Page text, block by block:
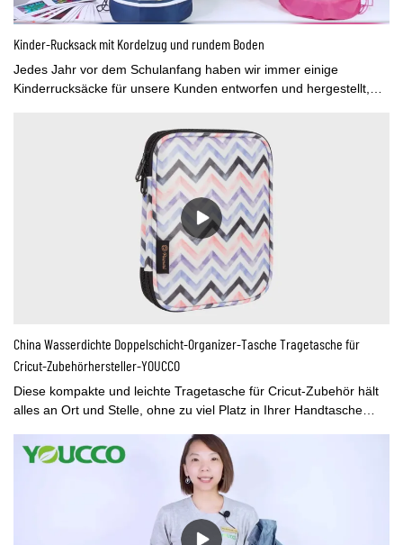
Kinder-Rucksack mit Kordelzug und rundem Boden
Jedes Jahr vor dem Schulanfang haben wir immer einige
Kinderrucksäcke für unsere Kunden entworfen und hergestellt,
Kindertaschen mit wettbewerbsfähigen Preisen für Werbezwecke.
Diese zwei Kinder-Rucksäcke mit Kordelzug mit sehr süßem
Aufdruck für Jungen und Mädchen werden für unseren Kunden
als Geschenk geliefert. Bitte kontaktieren Sie uns, wenn Sie eine
ähnliche Nachfrage haben.
China Wasserdichte Doppelschicht-Organizer-Tasche Tragetasche für
Cricut-Zubehörhersteller-YOUCCO
Diese kompakte und leichte Tragetasche für Cricut-Zubehör hält
alles an Ort und Stelle, ohne zu viel Platz in Ihrer Handtasche
sondern ist auch bequem zu transportieren oder zum Basteln zu
bewegen und zur Aufbewahrung zu organisieren. Tolles
Geschenk für Bastelbegeisterte.Kundenspezifische Logos oder
Muster sind willkommen, kontaktieren Sie uns jetzt für eine